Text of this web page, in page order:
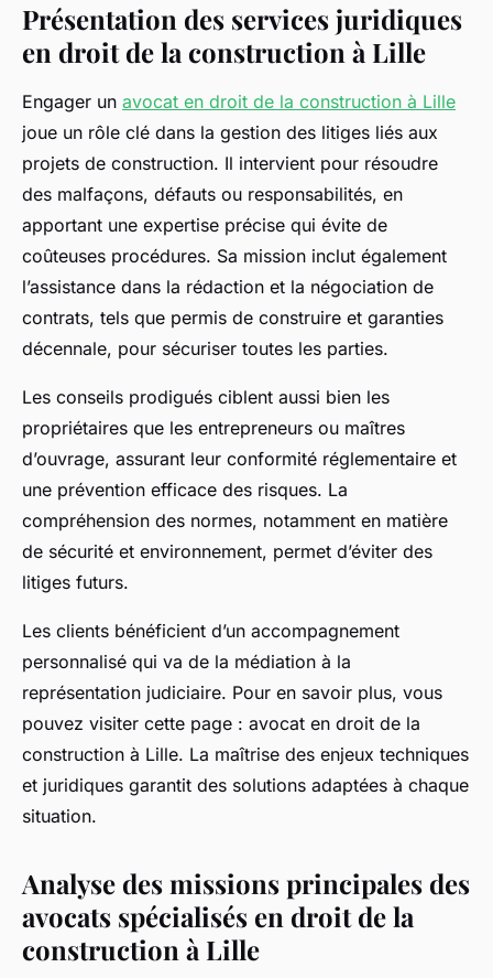
Présentation des services juridiques
en droit de la construction à Lille
Engager un avocat en droit de la construction à Lille
joue un rôle clé dans la gestion des litiges liés aux
projets de construction. Il intervient pour résoudre
des malfaçons, défauts ou responsabilités, en
apportant une expertise précise qui évite de
coûteuses procédures. Sa mission inclut également
l’assistance dans la rédaction et la négociation de
contrats, tels que permis de construire et garanties
décennale, pour sécuriser toutes les parties.
Les conseils prodigués ciblent aussi bien les
propriétaires que les entrepreneurs ou maîtres
d’ouvrage, assurant leur conformité réglementaire et
une prévention efficace des risques. La
compréhension des normes, notamment en matière
de sécurité et environnement, permet d’éviter des
litiges futurs.
Les clients bénéficient d’un accompagnement
personnalisé qui va de la médiation à la
représentation judiciaire. Pour en savoir plus, vous
pouvez visiter cette page : avocat en droit de la
construction à Lille. La maîtrise des enjeux techniques
et juridiques garantit des solutions adaptées à chaque
situation.
Analyse des missions principales des
avocats spécialisés en droit de la
construction à Lille